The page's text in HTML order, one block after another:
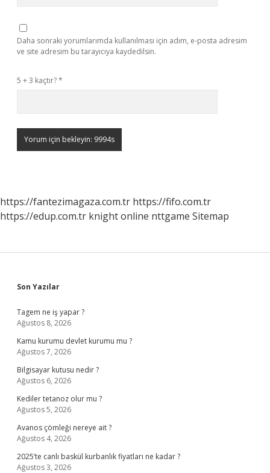
Daha sonraki yorumlarımda kullanılması için adım, e-posta adresim
ve site adresim bu tarayıcıya kaydedilsin.
5 + 3 kaçtır?*
https://fantezimagaza.com.tr https://fifo.com.tr
https://edup.com.tr knight online nttgame Sitemap
Sidebar
Son Yazılar
Tagem ne iş yapar ?
Ağustos 8, 2026
Kamu kurumu devlet kurumu mu ?
Ağustos 7, 2026
Bilgisayar kutusu nedir ?
Ağustos 6, 2026
Kediler tetanoz olur mu ?
Ağustos 5, 2026
Avanos çömleği nereye ait ?
Ağustos 4, 2026
2025’te canlı baskül kurbanlık fiyatları ne kadar ?
Ağustos 3, 2026